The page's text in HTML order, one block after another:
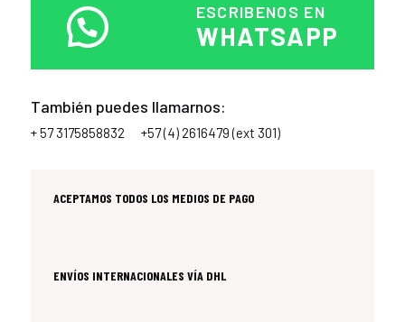
ESCRIBENOS EN
WHATSAPP
También puedes llamarnos:
+ 57 3175858832 +57 (4) 2616479 (ext 301)
ACEPTAMOS TODOS LOS MEDIOS DE PAGO
ENVÍOS INTERNACIONALES VÍA DHL